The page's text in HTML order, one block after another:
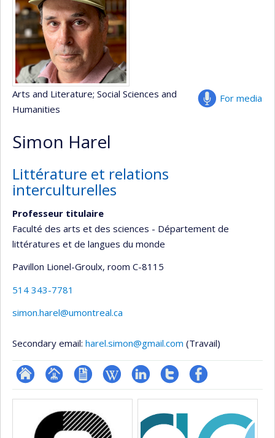
For media
Arts and Literature; Social Sciences and
Humanities
Simon Harel
Littérature et relations
interculturelles
Professeur titulaire
Faculté des arts et des sciences - Département de
littératures et de langues du monde
Pavillon Lionel-Groulx, room C-8115
514 343-7781
simon.harel@umontreal.ca
Secondary email: harel.simon@gmail.com (Travail)
ResearchGate
Page
(faculté,département,école)
CV Wiki LinkedInCompteProfil
Media